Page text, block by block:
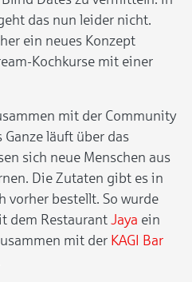
das nun leider nicht.
ein neues Konzept
Kochkurse mit einer
mit der Community
läuft über das
sich neue Menschen aus
Die Zutaten gibt es in
vorher bestellt. So wurde
dem Restaurant Jaya ein
mit der KAGI Bar